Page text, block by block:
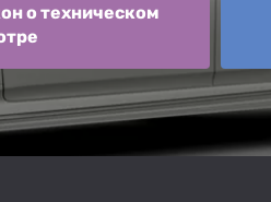
о техническом